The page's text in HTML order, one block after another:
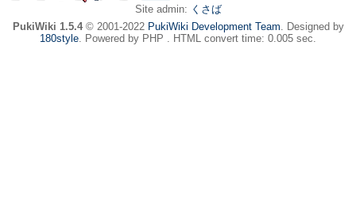
Site admin: くさば
PukiWiki 1.5.4© 2001-2022 PukiWiki Development Team. Designed by
180style. Powered by PHP . HTML convert time: 0.005 sec.